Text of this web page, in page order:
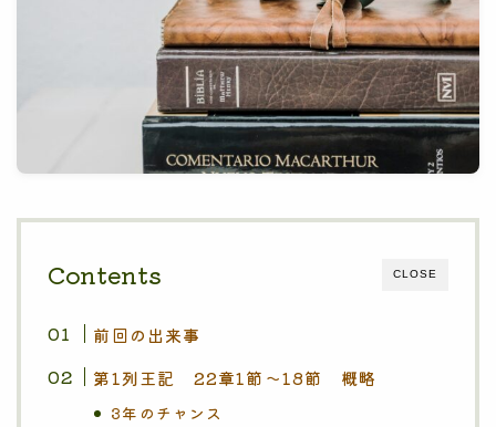
CLOSE
Contents
前回の出来事
第1列王記 22章1節〜18節 概略
3年のチャンス